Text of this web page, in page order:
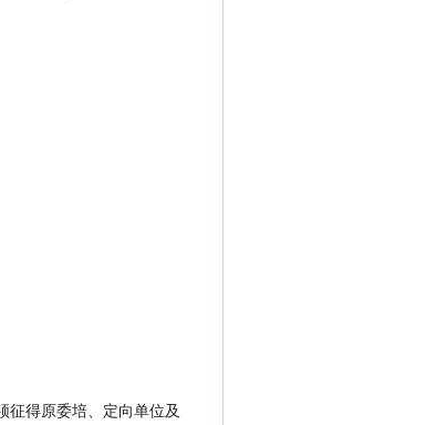
征得原委培、定向单位及